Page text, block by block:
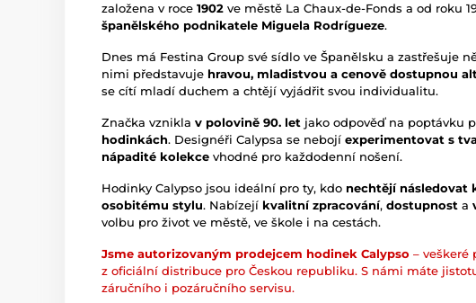
založena v roce 1902 ve městě La Chaux-de-Fonds a od roku
španělského podnikatele Miguela Rodrígueze.
Dnes má Festina Group své sídlo ve Španělsku a zastřešuje
nimi představuje hravou, mladistvou a cenově dostupnou
se cítí mladí duchem a chtějí vyjádřit svou individualitu.
Značka vznikla v polovině 90. let jako odpověď na poptávku
hodinkách. Designéři Calypsa se nebojí experimentovat s
nápadité kolekce vhodné pro každodenní nošení.
Hodinky Calypso jsou ideální pro ty, kdo nechtějí následovat
osobitému stylu. Nabízejí kvalitní zpracování, dostupnost a
volbu pro život ve městě, ve škole i na cestách.
Jsme autorizovaným prodejcem hodinek Calypso – veškeré
z oficiální distribuce pro Českou republiku. S námi máte
záručního i pozáručního servisu.